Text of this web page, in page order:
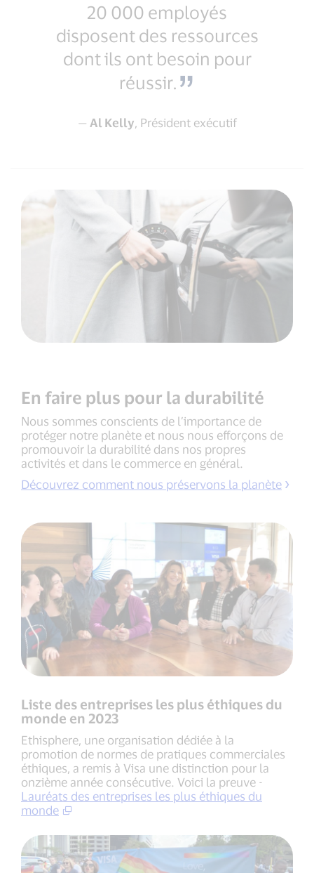
20 000 employés
disposent des ressources
dont ils ont besoin pour
réussir.
— Al Kelly, Président exécutif
En faire plus pour la durabilité
Nous sommes conscients de l’importance de
protéger notre planète et nous nous efforçons de
promouvoir la durabilité dans nos propres
activités et dans le commerce en général.
Découvrez comment nous préservons la planète
Liste des entreprises les plus éthiques du
monde en 2023
Ethisphere, une organisation dédiée à la
promotion de normes de pratiques commerciales
éthiques, a remis à Visa une distinction pour la
onzième année consécutive. Voici la preuve -
Lauréats des entreprises les plus éthiques du
monde